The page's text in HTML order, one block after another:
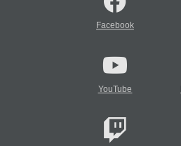
Facebook
YouTube